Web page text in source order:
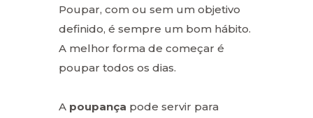
Poupar, com ou sem um objetivo
definido, é sempre um bom hábito.
A melhor forma de começar é
poupar todos os dias.
A poupança pode servir para